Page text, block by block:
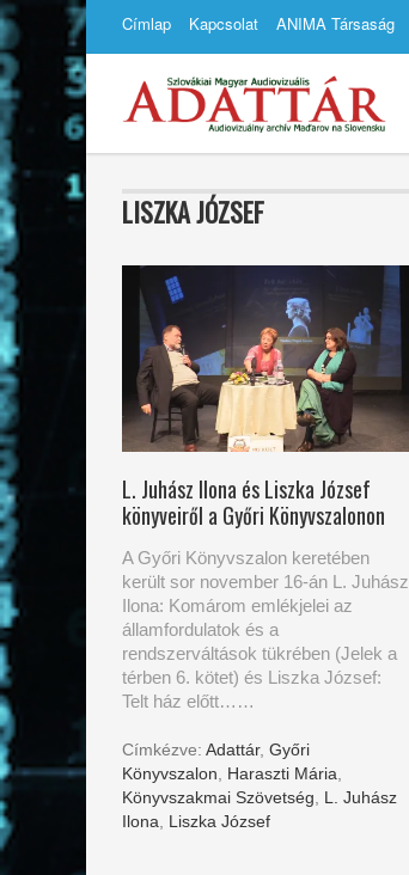
Címlap Kapcsolat ANIMA Társaság
LISZKA JÓZSEF
L. Juhász Ilona és Liszka József
könyveiről a Győri Könyvszalonon
A Győri Könyvszalon keretében
került sor november 16-án L. Juhász
Ilona: Komárom emlékjelei az
államfordulatok és a
rendszerváltások tükrében (Jelek a
térben 6. kötet) és Liszka József:
Telt ház előtt……
Címkézve: Adattár, Győri
Könyvszalon
Haraszti Mária
Könyvszakmai Szövetség
L. Juhász
Ilona
Liszka József